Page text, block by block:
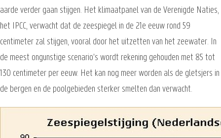
aarde verder gaan stijgen. Het klimaatpanel van de Verenigde Naties,
het IPCC, verwacht dat de zeespiegel in de 21e eeuw rond 59
centimeter zal stijgen, vooral door het uitzetten van het zeewater. In
de meest ongunstige scenario's wordt rekening gehouden met 85 tot
130 centimeter per eeuw. Het kan nog meer worden als de gletsjers in
de bergen en de poolgebieden sterker smelten dan verwacht.